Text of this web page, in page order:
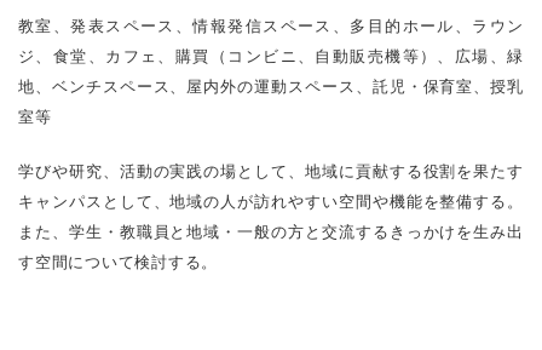
教室、発表スペース、情報発信スペース、多目的ホール、ラウン
ジ、食堂、カフェ、購買（コンビニ、自動販売機等）、広場、緑
地、ベンチスペース、屋内外の運動スペース、託児・保育室、授乳
室等
学びや研究、活動の実践の場として、地域に貢献する役割を果たす
キャンパスとして、地域の人が訪れやすい空間や機能を整備する。
また、学生・教職員と地域・一般の方と交流するきっかけを生み出
す空間について検討する。